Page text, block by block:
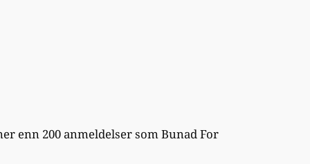
enn 200 anmeldelser som Bunad For